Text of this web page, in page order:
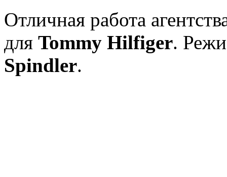
Отличная работа
для Tommy Hilfiger.
Spindler.